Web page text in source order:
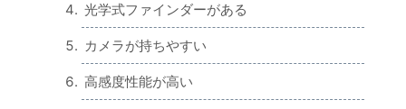
光学式ファインダーがある
カメラが持ちやすい
高感度性能が高い